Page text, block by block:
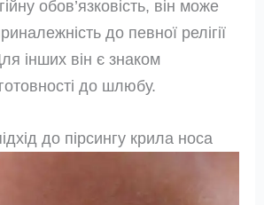
обов’язковість, він може
до певної релігії
інших він є знаком
до шлюбу.
до пірсингу крила носа